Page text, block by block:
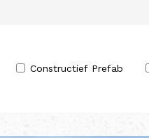
Constructief Prefab